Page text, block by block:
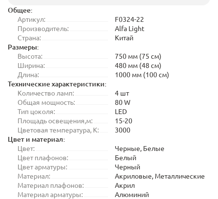
Общее:
Артикул:
F0324-22
Производитель:
Alfa Light
Страна:
Китай
Размеры:
Высота:
750 мм (75 см)
Ширина:
480 мм (48 см)
Длина:
1000 мм (100 см)
Технические характеристики:
Количество ламп:
4 шт
Общая мощность:
80 W
Тип цоколя:
LED
Площадь освещения,м:
15-20
Цветовая температура, K:
3000
Цвет и материал:
Цвет:
Черные, Белые
Цвет плафонов:
Белый
Цвет арматуры:
Черный
Материал:
Акриловые, Металлические
Материал плафонов:
Акрил
Материал арматуры:
Алюминий